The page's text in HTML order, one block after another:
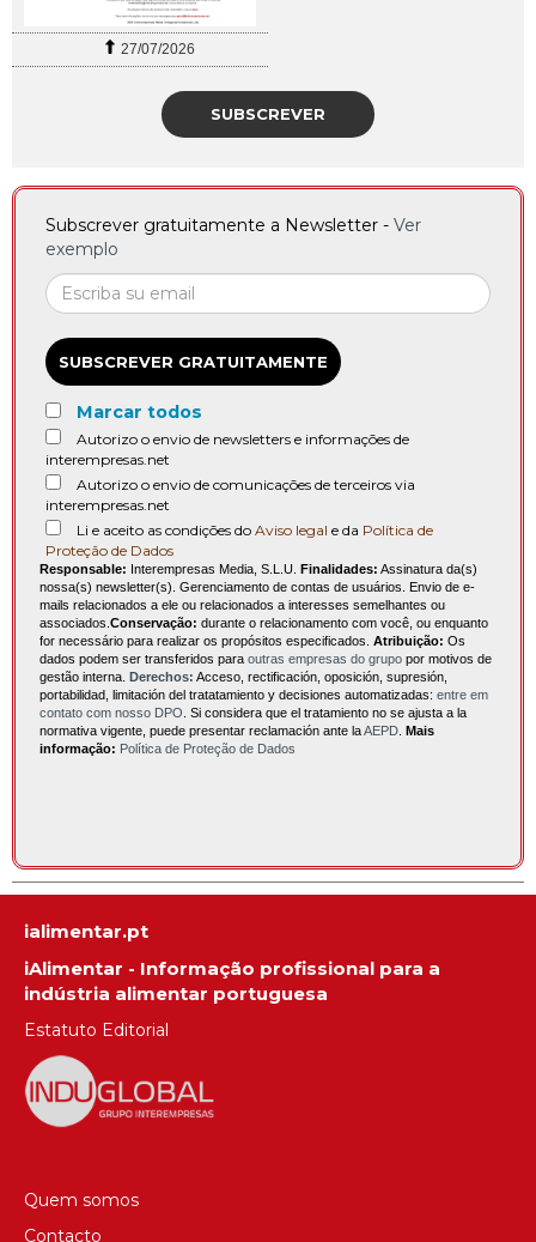
27/07/2026
SUBSCREVER
Subscrever gratuitamente a Newsletter - Ver
exemplo
SUBSCREVER GRATUITAMENTE
Marcar todos
Autorizo o envio de newsletters e informações de
interempresas.net
Autorizo o envio de comunicações de terceiros via
interempresas.net
Li e aceito as condições do Aviso legal e da Política de
Proteção de Dados
Responsable: Interempresas Media, S.L.U. Finalidades: Assinatura da(s)
nossa(s) newsletter(s). Gerenciamento de contas de usuários. Envio de e-
mails relacionados a ele ou relacionados a interesses semelhantes ou
associados. Conservação: durante o relacionamento com você, ou enquanto
for necessário para realizar os propósitos especificados. Atribuição: Os
dados podem ser transferidos para outras empresas do grupo por motivos de
gestão interna. Derechos: Acceso, rectificación, oposición, supresión,
portabilidad, limitación del tratatamiento y decisiones automatizadas: entre em
contato com nosso DPO . Si considera que el tratamiento no se ajusta a la
normativa vigente, puede presentar reclamación ante laAEPD Mais
informação: Política de Proteção de Dados
ialimentar.pt
iAlimentar - Informação profissional para a
indústria alimentar portuguesa
Estatuto Editorial
Quem somos
Contacto